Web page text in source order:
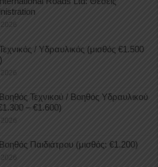
Τεχνικός / Υδραυλικός (μισθός €1.500
Βοηθός Τεχνικού / Βοηθός Υδραυλικού
– €1.600)
Βοηθός Παιδιάτρου (μισθός: €1.200)